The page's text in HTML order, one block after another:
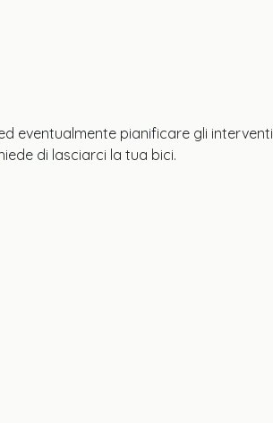
eventualmente pianificare gli interventi
di lasciarci la tua bici.